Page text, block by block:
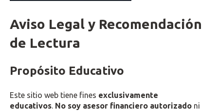
Aviso Legal y Recomendación
de Lectura
Propósito Educativo
Este sitio web tiene fines exclusivamente
educativos No soy asesor financiero autorizado ni